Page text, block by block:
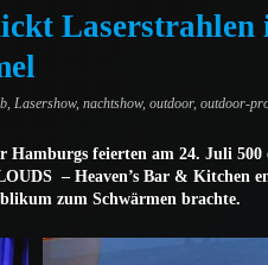
, Lasershow, nachtshow, outdoor, outdoor-
Hamburgs feierten am 24. Juli 500
– Heaven’s Bar & Kitchen
zum Schwärmen brachte.